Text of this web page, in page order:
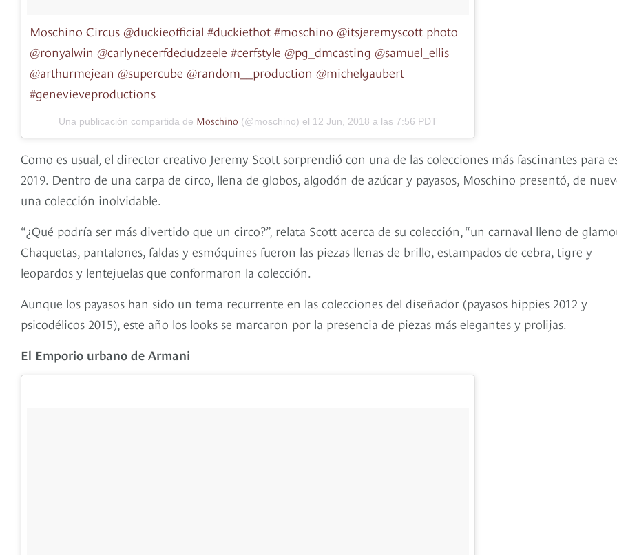
Moschino Circus @duckieofficial #duckiethot #moschino @itsjeremyscott photo
@ronyalwin @carlynecerfdedudzeele #cerfstyle @pg_dmcasting @samuel_ellis
@arthurmejean @supercube @random__production @michelgaubert
#genevieveproductions
Una publicación compartida de Moschino (@moschino) el 12 Jun, 2018 a las 7:56 PDT
Como es usual, el director creativo Jeremy Scott sorprendió con una de las colecciones más fascinantes para
2019. Dentro de una carpa de circo, llena de globos, algodón de azúcar y payasos, Moschino presentó, de
una colección inolvidable.
“¿Qué podría ser más divertido que un circo?”, relata Scott acerca de su colección, “un carnaval lleno de
Chaquetas, pantalones, faldas y esmóquines fueron las piezas llenas de brillo, estampados de cebra, tigre y
leopardos y lentejuelas que conformaron la colección.
Aunque los payasos han sido un tema recurrente en las colecciones del diseñador (payasos hippies 2012 y
psicodélicos 2015), este año los looks se marcaron por la presencia de piezas más elegantes y prolijas.
El Emporio urbano de Armani